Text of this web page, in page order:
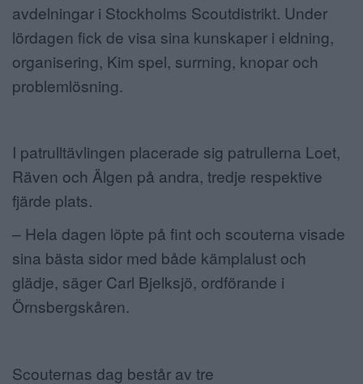
avdelningar i Stockholms Scoutdistrikt. Under
lördagen fick de visa sina kunskaper i eldning,
organisering, Kim spel, surrning, knopar och
problemlösning.
I patrulltävlingen placerade sig patrullerna Loet,
Räven och Älgen på andra, tredje respektive
fjärde plats.
– Hela dagen löpte på fint och scouterna visade
sina bästa sidor med både kämplalust och
glädje, säger Carl Bjelksjö, ordförande i
Örnsbergskåren.
Scouternas dag består av tre